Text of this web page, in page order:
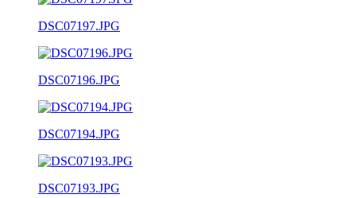
DSC07197.JPG
DSC07196.JPG
DSC07194.JPG
DSC07193.JPG